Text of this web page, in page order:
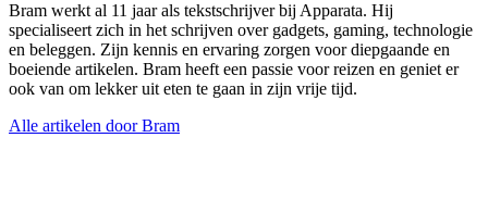
Bram werkt al 11 jaar als tekstschrijver bij Apparata. Hij
specialiseert zich in het schrijven over gadgets, gaming, technologie
en beleggen. Zijn kennis en ervaring zorgen voor diepgaande en
boeiende artikelen. Bram heeft een passie voor reizen en geniet er
ook van om lekker uit eten te gaan in zijn vrije tijd.
Alle artikelen door Bram